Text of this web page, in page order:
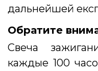
дальнейшей
Обратите
Свеча
каждые 100